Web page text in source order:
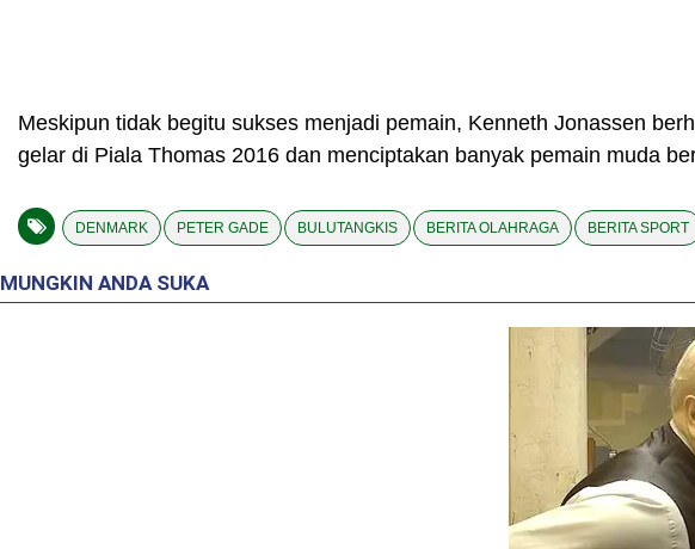
Meskipun tidak begitu sukses menjadi pemain, Kenneth Jonassen
gelar di Piala Thomas 2016 dan menciptakan banyak pemain muda
DENMARK PETER GADE BULUTANGKIS BERITA OLAHRAGA BERITA SPORT